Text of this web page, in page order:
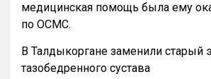
медицинская помощь была ему
по ОСМС.
В Талдыкоргане заменили старый
тазобедренного сустава